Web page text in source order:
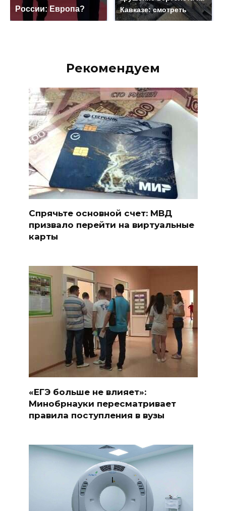
России: Европа?
Кавказе: смотреть
Рекомендуем
Спрячьте основной счет: МВД
призвало перейти на виртуальные
карты
«ЕГЭ больше не влияет»:
Минобрнауки пересматривает
правила поступления в вузы